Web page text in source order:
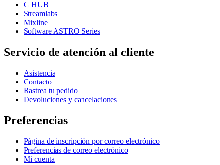
G HUB
Streamlabs
Mixline
Software ASTRO Series
Servicio de atención al cliente
Asistencia
Contacto
Rastrea tu pedido
Devoluciones y cancelaciones
Preferencias
Página de inscripción por correo electrónico
Preferencias de correo electrónico
Mi cuenta